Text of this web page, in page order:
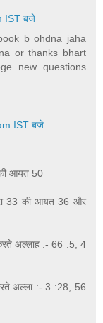
IST बजे
b ohdna jaha
or thanks bhart
new questions
IST बजे
आयत 50
33 की आयत 36 और
अल्लाह :- 66 :5, 4
अल्ला :- 3 :28, 56